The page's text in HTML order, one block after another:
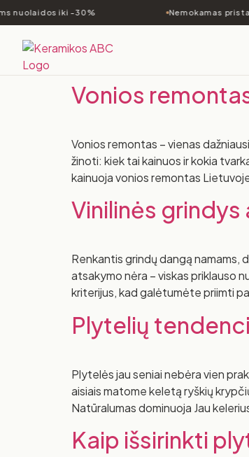
nuolaidos iki -30% Nemokamas
Vonios
Vonios remontas – vienas
žinoti: kiek tai kainuos ir kokia
kainuoja vonios remontas
Vinilinės
Renkantis grindų dangą namams,
atsakymo nėra – viskas priklauso
kriterijus, kad galėtumėte priimti
Plytelių
Plytelės jau seniai nebėra vien
aisiais matome keletą ryškių
Natūralumas dominuoja Jau
Kaip išsirinkti